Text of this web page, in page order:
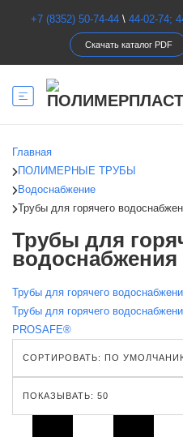
+7 (8352) 50-74-44\ 44-02-74;
Скачать каталог PDF
Главная
ПОЛИМЕРНЫЕ ТРУБЫ
Водоснабжение
Трубы для горячего
Трубы для
водоснабжения
Трубы для горячего
Трубы для горячего
PROSAFE®